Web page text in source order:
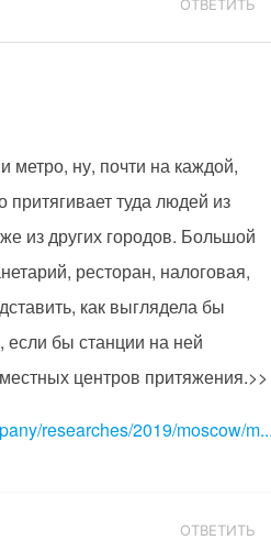
ОТВЕТИТЬ
метро, ну, почти на каждой,
притягивает туда людей из
из других городов. Большой
ресторан, налоговая,
как выглядела бы
если бы станции на ней
центров притяжения.>>
researches/2019/moscow/
ОТВЕТИТЬ